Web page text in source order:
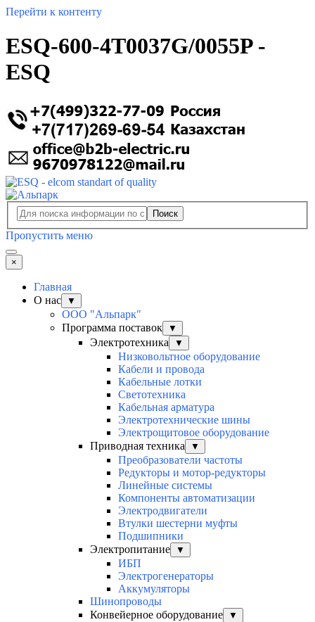
Перейти к контенту
ESQ-600-4T0037G/0055P -
ESQ
Поиск
Пропустить меню
×
Главная
О нас
▼
ООО "Альпарк"
Программа поставок
▼
Электротехника ▼
Низковольтное оборудование
Кабели и провода
Кабельные лотки
Светотехника
Кабельная арматура
Электротехнические шины
Электрощитовое оборудование
Приводная техника
▼
Преобразователи частоты
Редукторы и мотор-редукторы
Линейные системы
Компоненты автоматизации
Электродвигатели
Втулки шестерни муфты
Подшипники
Электропитание
▼
ИБП
Электрогенераторы
Аккумуляторы
Шинопроводы
Конвейерное оборудование
▼